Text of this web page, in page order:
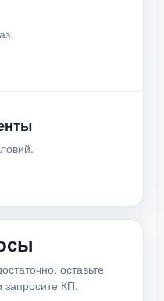
оставьте
запросите КП.